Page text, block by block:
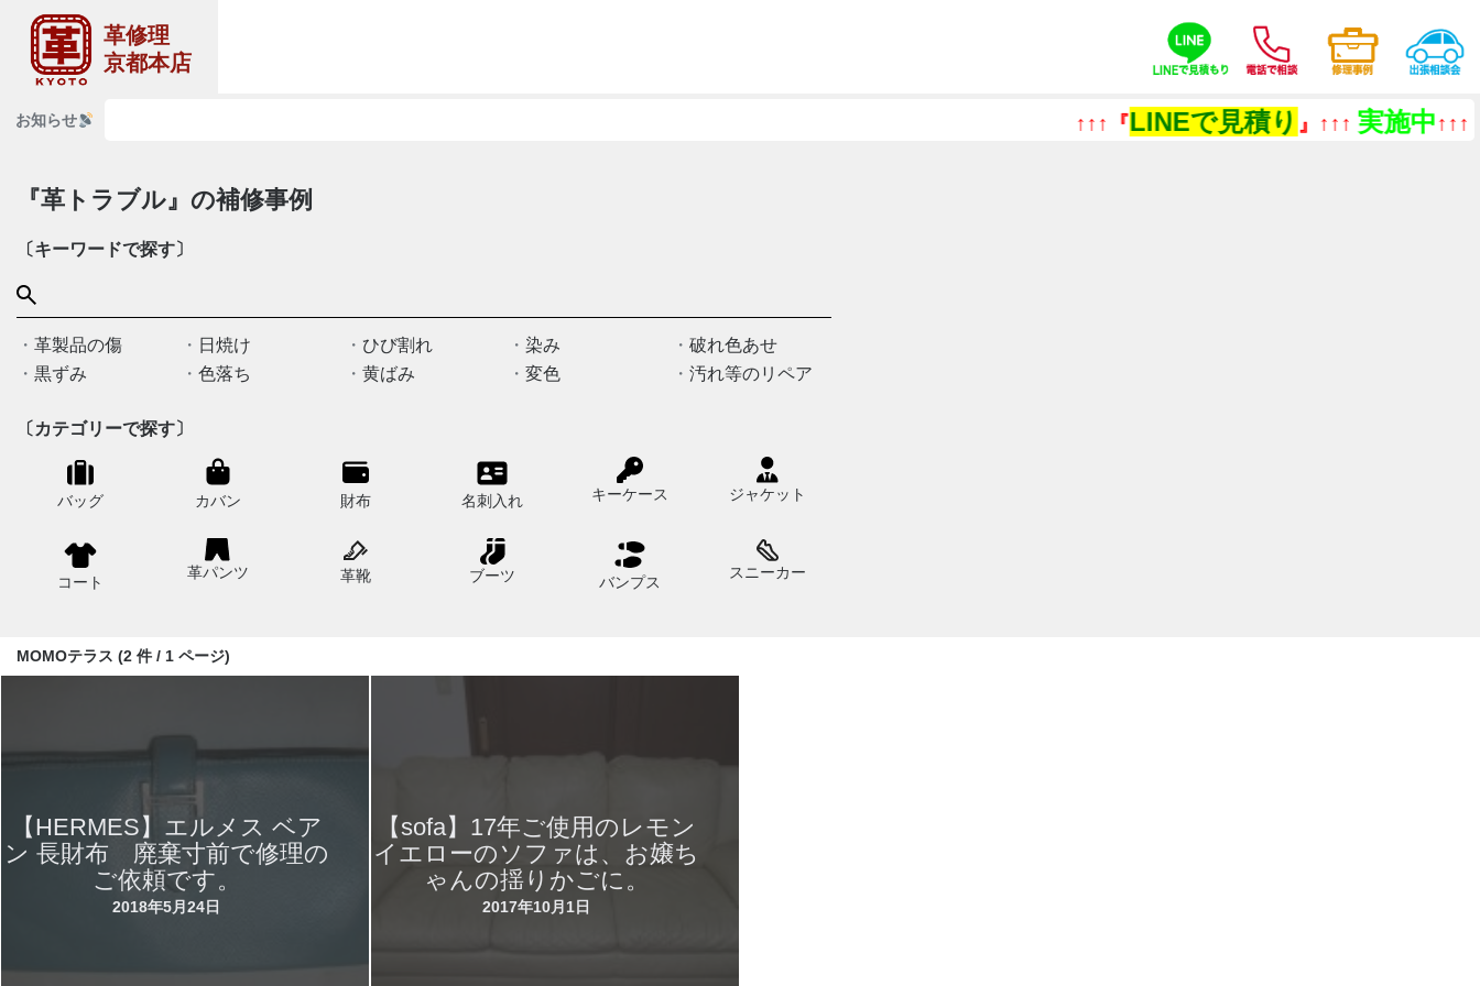
革修理
京都本店
お知らせ ↑↑↑『 LINEで見積り』↑↑↑実施中↑↑↑
『革トラブル』の補修事例
〔キーワードで探す〕
革製品の傷 日焼け ひび割れ 染み
破れ色あせ
黒ずみ
色落ち 黄ばみ 変色 汚れ等のリペア
〔カテゴリーで探す〕
バッグ カバン 財布 名刺入れ キーケース ジャケット
コート
革パンツ 革靴 ブーツ バンプス
スニーカー
MOMOテラス (2 件 / 1 ページ)
【HERMES】エルメス ベア
ン 長財布 廃棄寸前で修理の
ご依頼です。
2018年5月24日
【sofa】17年ご使用のレモン
イエローのソファは、お嬢ち
ゃんの揺りかごに。
2017年10月1日